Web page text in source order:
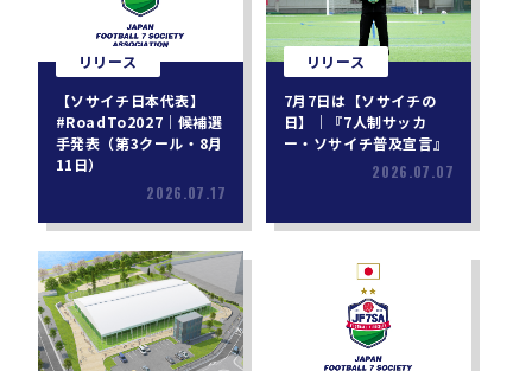
リリース
【ソサイチ日本代表】
#RoadTo2027｜候補選
手発表（第3クール・8月
11日）
2026.07.17
リリース
7月7日は【ソサイチの
日】｜『7人制サッカ
ー・ソサイチ普及宣言』
2026.07.07